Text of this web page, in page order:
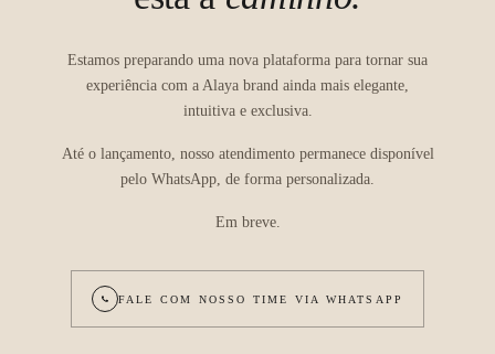
Estamos preparando uma nova plataforma para tornar sua
experiência com a Alaya brand ainda mais elegante,
intuitiva e exclusiva.
Até o lançamento, nosso atendimento permanece disponível
pelo WhatsApp, de forma personalizada.
Em breve.
FALE COM NOSSO TIME VIA WHATSAPP